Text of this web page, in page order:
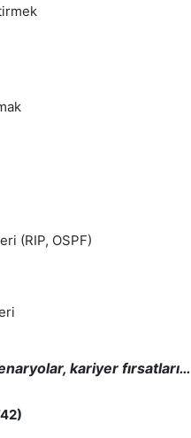
(RIP, OSPF)
kariyer fırsatları…